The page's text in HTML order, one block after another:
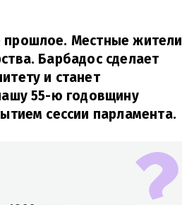
прошлое. Местные жители
Барбадос сделает
и станет
55-ю годовщину
сессии парламента.